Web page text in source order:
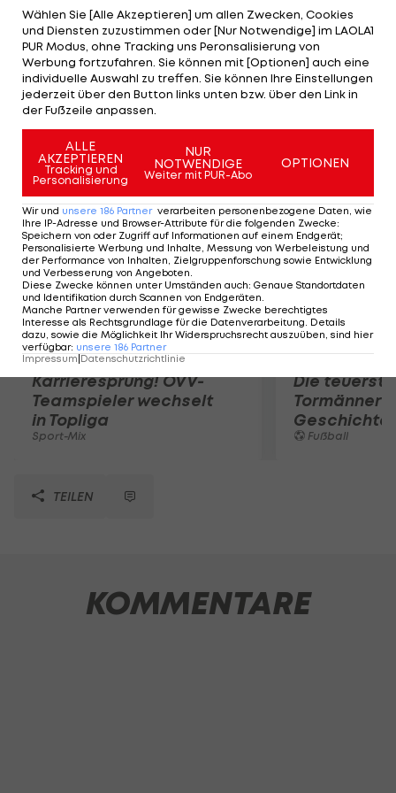
den "Bullen" erst im Frühjahr mit einem
Profivertrag ausgestattet wurde, ist nach dem
Abgang von Stefan Stangl (Horn) für die
Linksverteidiger-Position eingeplant. Sturm-
Coach Peter Hyballa hat den Youngster schon bei
den RB Juniors gefördert.
Mehr zum Thema
Karrieresprung! ÖVV-
Teamspieler wechselt
in Topliga
Sport-Mix
Die
Tormänner
Geschichte
Fußball
TEILEN
KOMMENTARE
Wählen Sie [Alle Akzeptieren] um allen Zwecken, Cookies
und Diensten zuzustimmen oder [Nur Notwendige] im LAOLA1
PUR Modus, ohne Tracking uns Peronsalisierung von
Werbung fortzufahren. Sie können mit [Optionen] auch eine
individuelle Auswahl zu treffen. Sie können Ihre Einstellungen
jederzeit über den Button links unten bzw. über den Link in
der Fußzeile anpassen.
ALLE
AKZEPTIEREN
Tracking und
Personalisierung
NUR
NOTWENDIGE
Weiter mit PUR-Abo
OPTIONEN
Wir und unsere 186 Partner verarbeiten personenbezogene Daten, wie
Ihre IP-Adresse und Browser-Attribute für die folgenden Zwecke:
Speichern von oder Zugriff auf Informationen auf einem Endgerät;
Personalisierte Werbung und Inhalte, Messung von Werbeleistung und
der Performance von Inhalten, Zielgruppenforschung sowie Entwicklung
und Verbesserung von Angeboten.
Diese Zwecke können unter Umständen auch: Genaue Standortdaten
und Identifikation durch Scannen von Endgeräten.
Manche Partner verwenden für gewisse Zwecke berechtigtes
Interesse als Rechtsgrundlage für die Datenverarbeitung. Details
dazu, sowie die Möglichkeit Ihr Widerspruchsrecht auszuüben, sind hier
verfügbar: unsere 186 Partner
Impressum Datenschutzrichtlinie